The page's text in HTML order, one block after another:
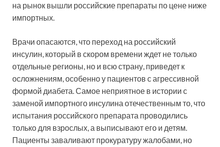
на рынок вышли российские препараты по цене ниже
импортных.
Врачи опасаются, что переход на российский
инсулин, который в скором времени ждет не только
отдельные регионы, но и всю страну, приведет к
осложнениям, особенно у пациентов с агрессивной
формой диабета. Самое неприятное в истории с
заменой импортного инсулина отечественным то, что
испытания российского препарата проводились
только для взрослых, а выписывают его и детям.
Пациенты заваливают прокуратуру жалобами, но